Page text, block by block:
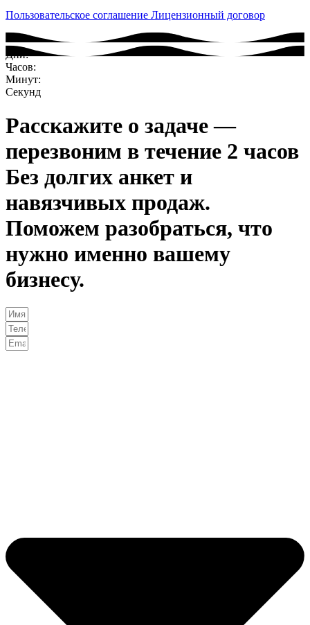
Пользовательское соглашение Лицензионный договор
Дни:
Часов:
Минут:
Секунд
Расскажите о задаче —
перезвоним в течение 2 часов
Без долгих анкет и
навязчивых продаж.
Поможем разобраться, что
нужно именно вашему
бизнесу.